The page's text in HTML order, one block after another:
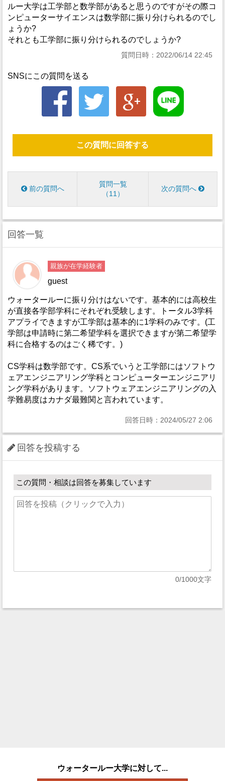
ルー大学は工学部と数学部があると思うのですがその際コ
ンピューターサイエンスは数学部に振り分けられるのでし
ょうか?
それとも工学部に振り分けられるのでしょうか?
質問日時：2022/06/14 22:45
SNSにこの質問を送る
この質問に回答する
前の質問へ
質問一覧
11
次の質問へ
回答一覧
親族が在学経験者
guest
ウォータールーに振り分けはないです。基本的には高校生
が直接各学部学科にそれぞれ受験します。トータル3学科
アプライできますが工学部は基本的に1学科のみです。(工
学部は申請時に第二希望学科を選択できますが第二希望学
科に合格するのはごく稀です。)
CS学科は数学部です。CS系でいうと工学部にはソフトウ
ェアエンジニアリング学科とコンピューターエンジニアリ
ング学科があります。ソフトウェアエンジニアリングの入
学難易度はカナダ最難関と言われています。
回答日時：2024/05/27 2:06
回答を投稿する
この質問・相談は回答を募集しています
0/1000文字
ウォータールー大学に対して...